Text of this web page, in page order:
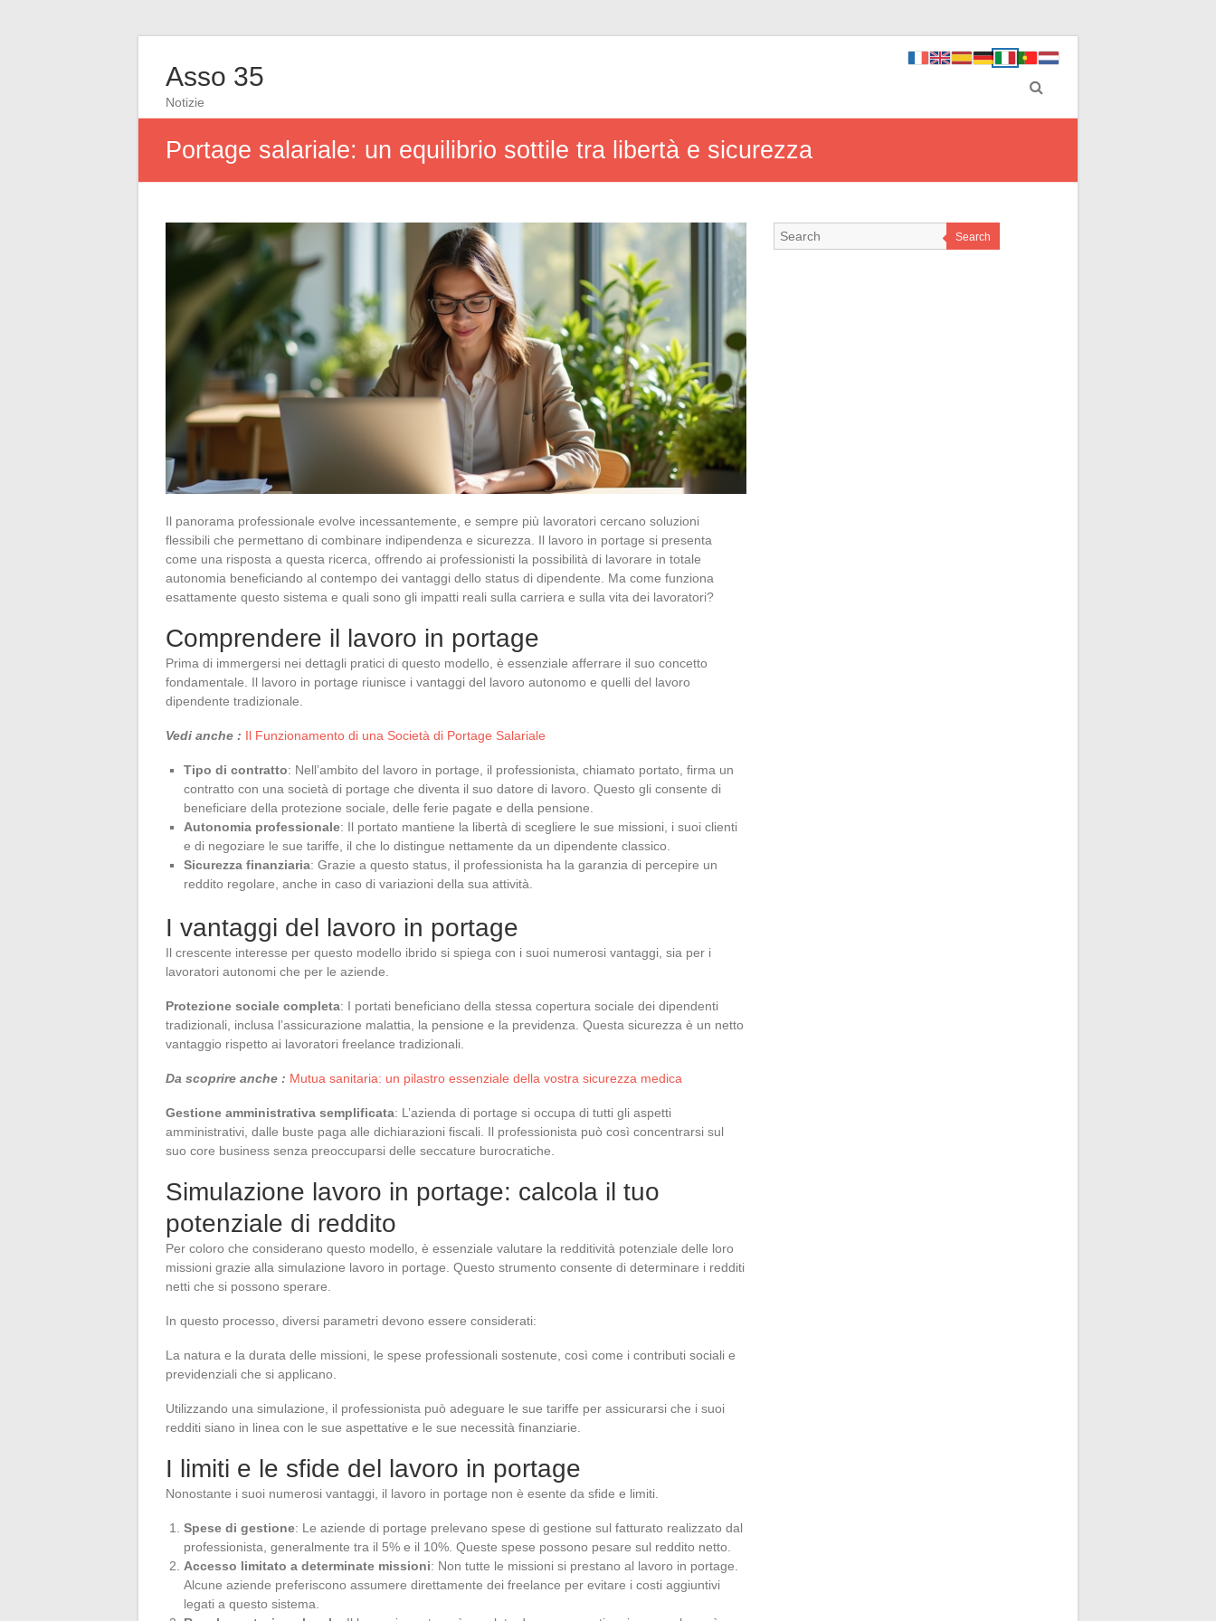
Asso 35
Notizie
Portage salariale: un equilibrio sottile tra libertà e sicurezza
Il panorama professionale evolve incessantemente, e sempre più lavoratori cercano soluzioni
flessibili che permettano di combinare indipendenza e sicurezza. Il lavoro in portage si presenta
come una risposta a questa ricerca, offrendo ai professionisti la possibilità di lavorare in totale
autonomia beneficiando al contempo dei vantaggi dello status di dipendente. Ma come funziona
esattamente questo sistema e quali sono gli impatti reali sulla carriera e sulla vita dei lavoratori?
Comprendere il lavoro in portage
Prima di immergersi nei dettagli pratici di questo modello, è essenziale afferrare il suo concetto
fondamentale. Il lavoro in portage riunisce i vantaggi del lavoro autonomo e quelli del lavoro
dipendente tradizionale.
Vedi anche : Il Funzionamento di una Società di Portage Salariale
Tipo di contratto: Nell’ambito del lavoro in portage, il professionista, chiamato portato, firma un
contratto con una società di portage che diventa il suo datore di lavoro. Questo gli consente di
beneficiare della protezione sociale, delle ferie pagate e della pensione.
Autonomia professionale: Il portato mantiene la libertà di scegliere le sue missioni, i suoi clienti
e di negoziare le sue tariffe, il che lo distingue nettamente da un dipendente classico.
Sicurezza finanziaria: Grazie a questo status, il professionista ha la garanzia di percepire un
reddito regolare, anche in caso di variazioni della sua attività.
I vantaggi del lavoro in portage
Il crescente interesse per questo modello ibrido si spiega con i suoi numerosi vantaggi, sia per i
lavoratori autonomi che per le aziende.
Protezione sociale completa: I portati beneficiano della stessa copertura sociale dei dipendenti
tradizionali, inclusa l’assicurazione malattia, la pensione e la previdenza. Questa sicurezza è un netto
vantaggio rispetto ai lavoratori freelance tradizionali.
Da scoprire anche : Mutua sanitaria: un pilastro essenziale della vostra sicurezza medica
Gestione amministrativa semplificata: L’azienda di portage si occupa di tutti gli aspetti
amministrativi, dalle buste paga alle dichiarazioni fiscali. Il professionista può così concentrarsi sul
suo core business senza preoccuparsi delle seccature burocratiche.
Simulazione lavoro in portage: calcola il tuo
potenziale di reddito
Per coloro che considerano questo modello, è essenziale valutare la redditività potenziale delle loro
missioni grazie alla simulazione lavoro in portage. Questo strumento consente di determinare i redditi
netti che si possono sperare.
In questo processo, diversi parametri devono essere considerati:
La natura e la durata delle missioni, le spese professionali sostenute, così come i contributi sociali e
previdenziali che si applicano.
Utilizzando una simulazione, il professionista può adeguare le sue tariffe per assicurarsi che i suoi
redditi siano in linea con le sue aspettative e le sue necessità finanziarie.
I limiti e le sfide del lavoro in portage
Nonostante i suoi numerosi vantaggi, il lavoro in portage non è esente da sfide e limiti.
Spese di gestione: Le aziende di portage prelevano spese di gestione sul fatturato realizzato dal
professionista, generalmente tra il 5% e il 10%. Queste spese possono pesare sul reddito netto.
Accesso limitato a determinate missioni: Non tutte le missioni si prestano al lavoro in portage.
Alcune aziende preferiscono assumere direttamente dei freelance per evitare i costi aggiuntivi
legati a questo sistema.
Search